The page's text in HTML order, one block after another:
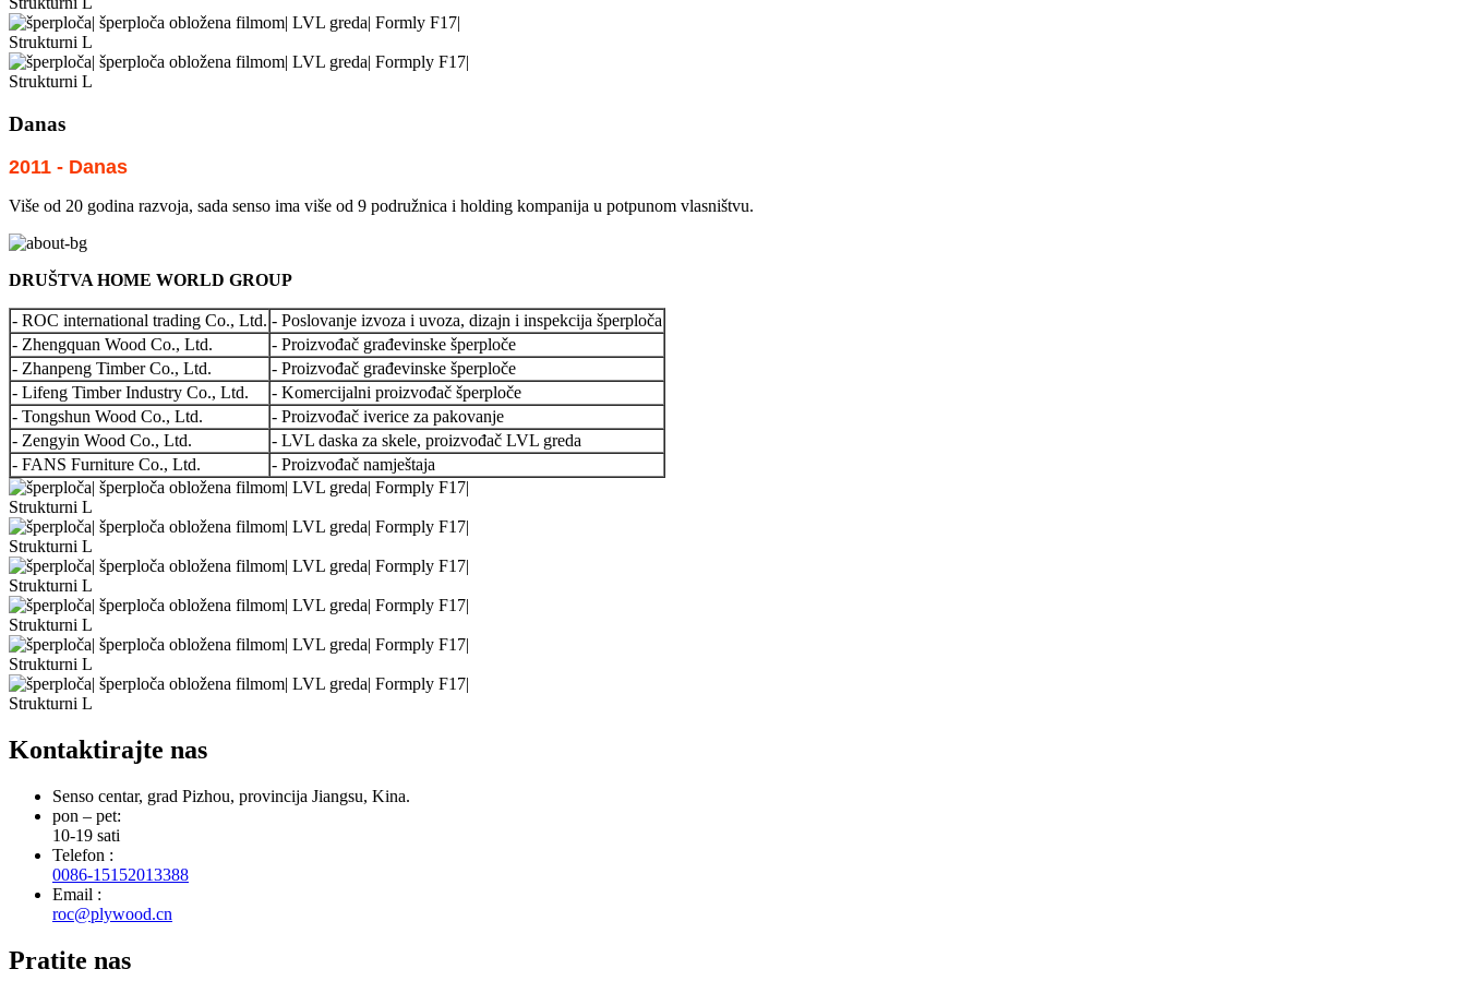
Danas
2011 - Danas
Više od 20 godina razvoja, sada senso ima više od 9 podružnica i holding kompanija u potpunom vlasništvu.
DRUŠTVA HOME WORLD GROUP
- ROC international trading Co., Ltd. - Poslovanje izvoza i uvoza, dizajn i inspekcija šperploča
- Zhengquan Wood Co., Ltd.
- Proizvođač građevinske šperploče
- Zhanpeng Timber Co., Ltd.
- Proizvođač građevinske šperploče
- Lifeng Timber Industry Co., Ltd.
- Komercijalni proizvođač šperploče
- Tongshun Wood Co., Ltd.
- Proizvođač iverice za pakovanje
- Zengyin Wood Co., Ltd.
- LVL daska za skele, proizvođač LVL greda
- FANS Furniture Co., Ltd.
- Proizvođač namještaja
Kontaktirajte nas
Senso centar, grad Pizhou, provincija Jiangsu, Kina.
pon – pet:
10-19 sati
Telefon :
0086-15152013388
Email :
roc@plywood.cn
Pratite nas